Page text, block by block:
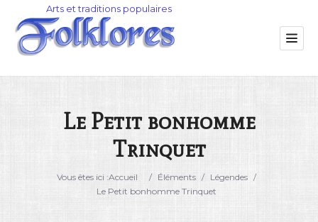
Le Petit bonhomme
Trinquet
Vous êtes ici :Accueil / Éléments / Légendes /
Le Petit bonhomme Trinquet